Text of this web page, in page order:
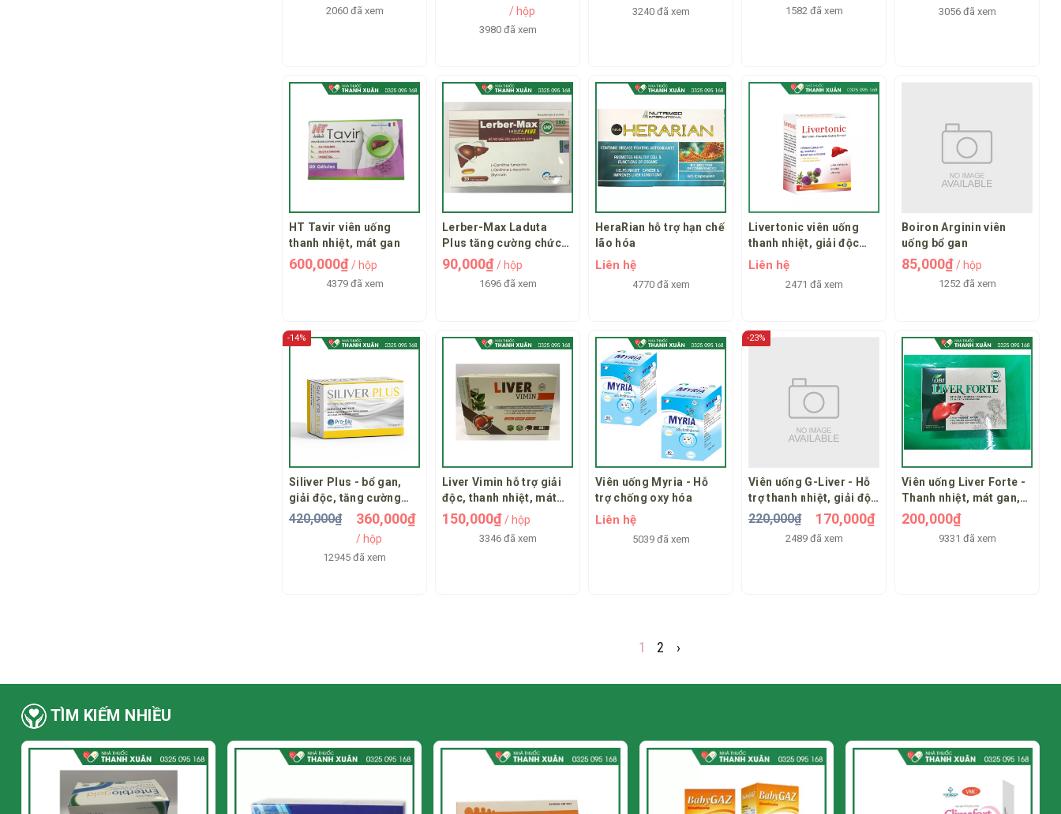
2060 đã xem / hộp
3980 đã xem
3240 đã xem 1582 đã xem 3056 đã xem
HT Tavir viên uống
thanh nhiệt, mát gan
600,000₫ / hộp
4379 đã xem
Lerber-Max Laduta
Plus tăng cường chức
năng gan
90,000₫ / hộp
1696 đã xem
HeraRian hỗ trợ hạn chế
lão hóa
Liên hệ
4770 đã xem
Livertonic viên uống
thanh nhiệt, giải độc
gan
Liên hệ
2471 đã xem
Boiron Arginin viên
uống bổ gan
85,000₫ / hộp
1252 đã xem
Siliver Plus - bổ gan,
giải độc, tăng cường
chức năng gan
420,000₫ 360,000₫
/ hộp
12945 đã xem
-14%
Liver Vimin hỗ trợ giải
độc, thanh nhiệt, mát
gan
150,000₫ / hộp
3346 đã xem
Viên uống Myria - Hỗ
trợ chống oxy hóa
Liên hệ
5039 đã xem
Viên uống G-Liver - Hỗ
trợ thanh nhiệt, giải độc
và tăng cường chức
năng gan
220,000₫ 170,000₫
2489 đã xem
-23%
Viên uống Liver Forte -
Thanh nhiệt, mát gan,
giúp giải độc và bảo vệ
tế bào gan, tăng cường
chức năng gan
200,000₫
9331 đã xem
1 2 ›
TÌM KIẾM NHIỀU